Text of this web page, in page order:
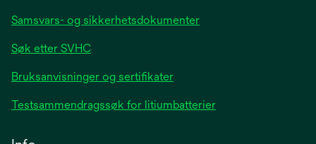
Samsvars- og sikkerhetsdokumenter
Søk etter SVHC
Bruksanvisninger og sertifikater
Testsammendragssøk for litiumbatterier